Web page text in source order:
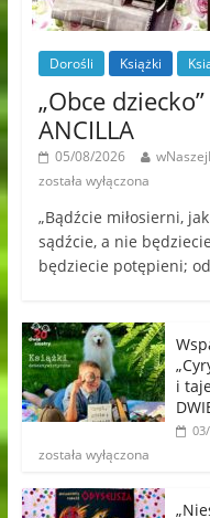
Dorośli Książki
„Obce
ANCILLA
05/08/2026
została wyłączona
„Bądźcie miłosierni,
sądźcie, a nie
będziecie potępieni;
i
została wyłączona